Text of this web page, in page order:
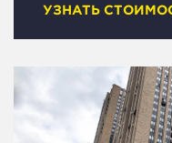
УЗНАТЬ